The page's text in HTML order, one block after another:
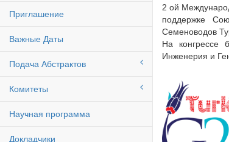
Приглашение
Важные Даты
Подача Абстрактов
Комитеты
Научная программа
Докладчики
2 ой
поддержке
Семеноводов
На конгрессе
Инженерия и